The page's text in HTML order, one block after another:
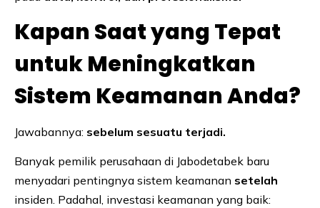
Kapan Saat yang Tepat
untuk Meningkatkan
Sistem Keamanan Anda?
Jawabannya: sebelum sesuatu terjadi.
Banyak pemilik perusahaan di Jabodetabek baru
menyadari pentingnya sistem keamanan setelah
insiden. Padahal, investasi keamanan yang baik: